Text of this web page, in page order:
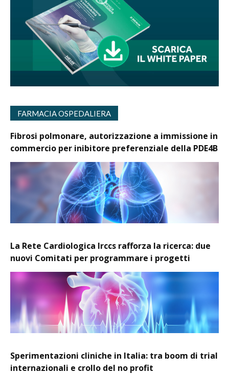
FARMACIA OSPEDALIERA
Fibrosi polmonare, autorizzazione a immissione in
commercio per inibitore preferenziale della PDE4B
La Rete Cardiologica Irccs rafforza la ricerca: due
nuovi Comitati per programmare i progetti
Sperimentazioni cliniche in Italia: tra boom di trial
internazionali e crollo del no profit